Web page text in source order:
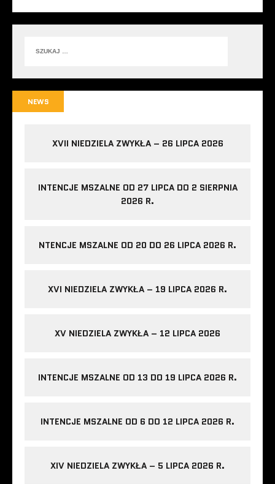
NEWS
XVII NIEDZIELA ZWYKŁA – 26 LIPCA 2026
INTENCJE MSZALNE OD 27 LIPCA DO 2 SIERPNIA
2026 R.
NTENCJE MSZALNE OD 20 DO 26 LIPCA 2026 R.
XVI NIEDZIELA ZWYKŁA – 19 LIPCA 2026 R.
XV NIEDZIELA ZWYKŁA – 12 LIPCA 2026
INTENCJE MSZALNE OD 13 DO 19 LIPCA 2026 R.
INTENCJE MSZALNE OD 6 DO 12 LIPCA 2026 R.
XIV NIEDZIELA ZWYKŁA – 5 LIPCA 2026 R.